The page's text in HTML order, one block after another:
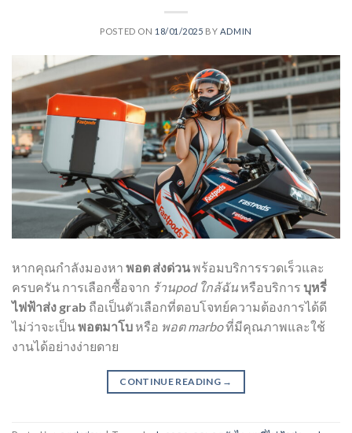
POSTED ON 18/01/2025 BY ADMIN
หากคุณกำลังมองหา พอต ส่งด่วนพร้อมบริการรวดเร็วและ
ครบครัน การเลือกซื้อจาก ร้านpod ใกล้ฉัน หรือบริการ บุหรี่
ไฟฟ้าส่ง grab ถือเป็นตัวเลือกที่ตอบโจทย์ความต้องการได้ดี
ไม่ว่าจะเป็นพอตมาโบ หรือ พอต marboที่มีคุณภาพและใช้
งานได้อย่างง่ายดาย
CONTINUE READING →